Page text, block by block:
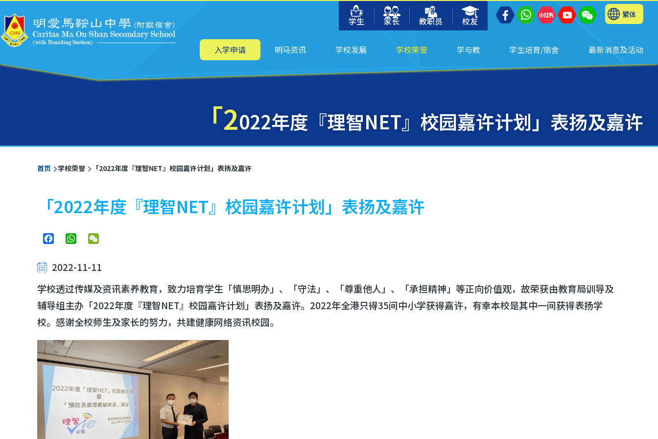
学生
家长 教职员 校友
繁体
主
航 入学申请 明马资讯 学校发展 学校荣誉 学与教 学生培育/宿舍 最新消息及活动
「2022年度『理智NET』校园嘉许计划」表扬及嘉许
面
包
屑
首页 学校荣誉 「2022年度『理智NET』校园嘉许计划」表扬及嘉许
「2022年度『理智NET』校园嘉许计划」表扬及嘉许
FacebookWhatsApp
2022-11-11
学校透过传媒及资讯素养教育，致力培育学生「慎思明办」、「守法」、「尊重他人」、「承担精神」等正向价值观，故荣获由教育局训导及
辅导组主办「2022年度『理智NET』校园嘉许计划」表扬及嘉许。2022年全港只得35间中小学获得嘉许，有幸本校是其中一间获得表扬学
校。感谢全校师生及家长的努力，共建健康网络资讯校园。